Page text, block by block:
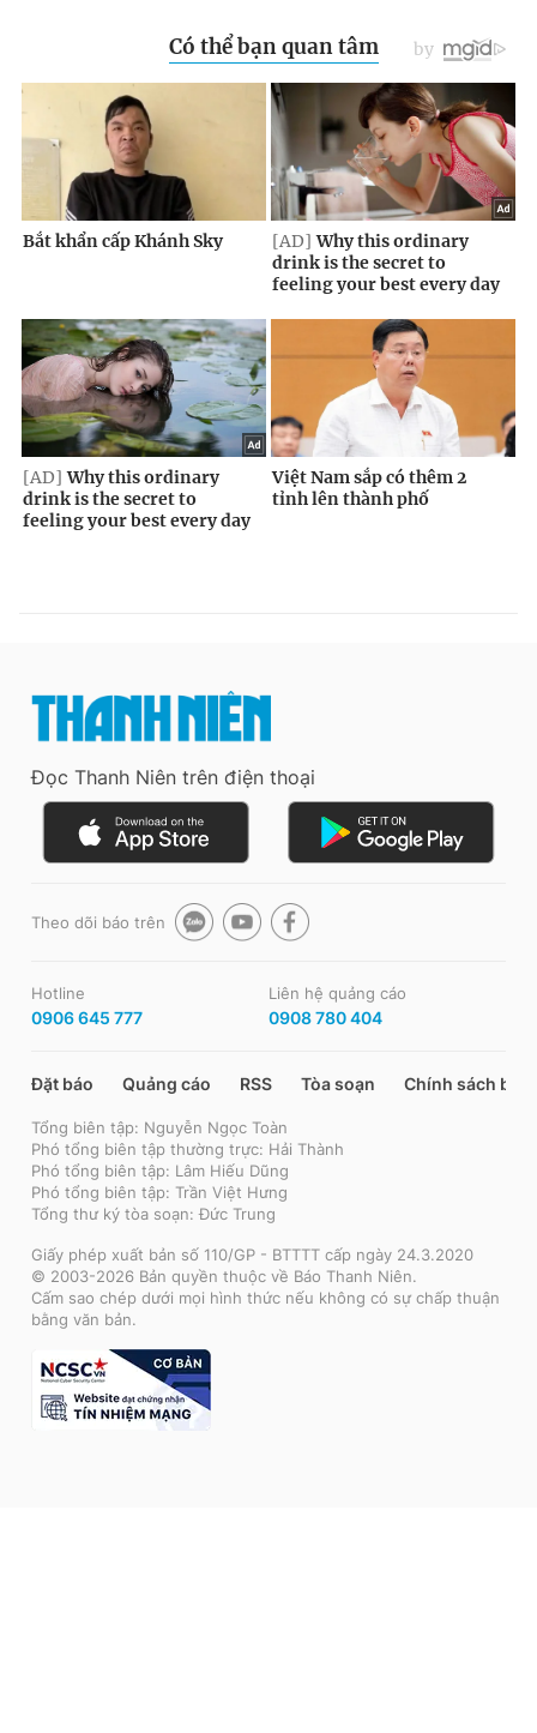
Đọc Thanh Niên trên điện thoại
Theo dõi báo trên
Hotline
0906 645 777
Liên hệ quảng cáo
0908 780 404
Đặt báo Quảng cáo RSS Tòa soạn Chính sách bảo
Tổng biên tập: Nguyễn Ngọc Toàn
Phó tổng biên tập thường trực: Hải Thành
Phó tổng biên tập: Lâm Hiếu Dũng
Phó tổng biên tập: Trần Việt Hưng
Tổng thư ký tòa soạn: Đức Trung
Giấy phép xuất bản số 110/GP - BTTTT cấp ngày 24.3.2020
© 2003-2026 Bản quyền thuộc về Báo Thanh Niên.
Cấm sao chép dưới mọi hình thức nếu không có sự chấp thuận
bằng văn bản.